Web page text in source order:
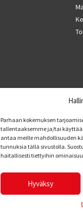
Parhaan kokemuksen
tallentaaksemme ja/tai
antaa meille mahdollisuuden
tunnuksia tällä sivustolla.
haitallisesti tiettyihin
Hyväksy